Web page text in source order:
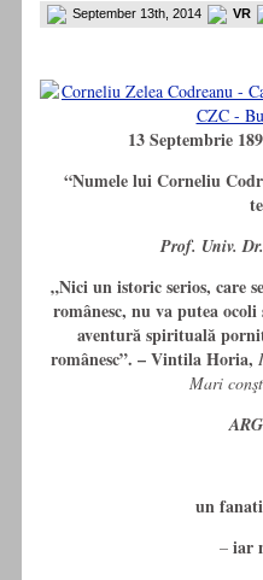
September 13th, 2014 VR
13 Septembrie
“Numele lui Corneliu
Prof. Univ.
„Nici un istoric serios, care
românesc, nu va putea
aventură spirituală
românesc”. – Vintila Horia,
Mari
un
– iar